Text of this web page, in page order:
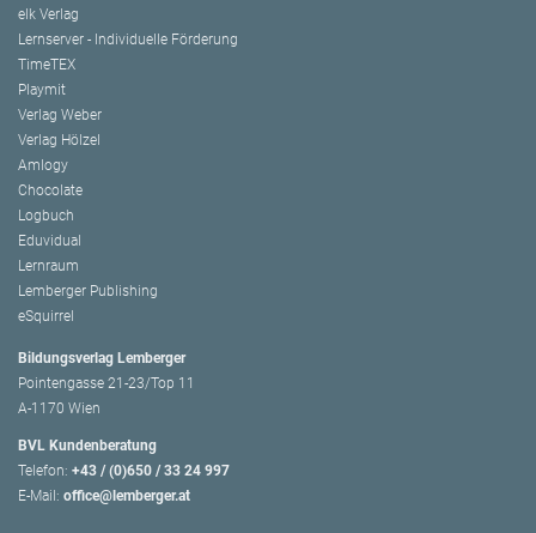
elk Verlag
Lernserver - Individuelle Förderung
TimeTEX
Playmit
Verlag Weber
Verlag Hölzel
Amlogy
Chocolate
Logbuch
Eduvidual
Lernraum
Lemberger Publishing
eSquirrel
Bildungsverlag Lemberger
Pointengasse 21-23/Top 11
A-1170 Wien
BVL Kundenberatung
Telefon: +43 / (0)650 / 33 24 997
E-Mail: office@lemberger.at